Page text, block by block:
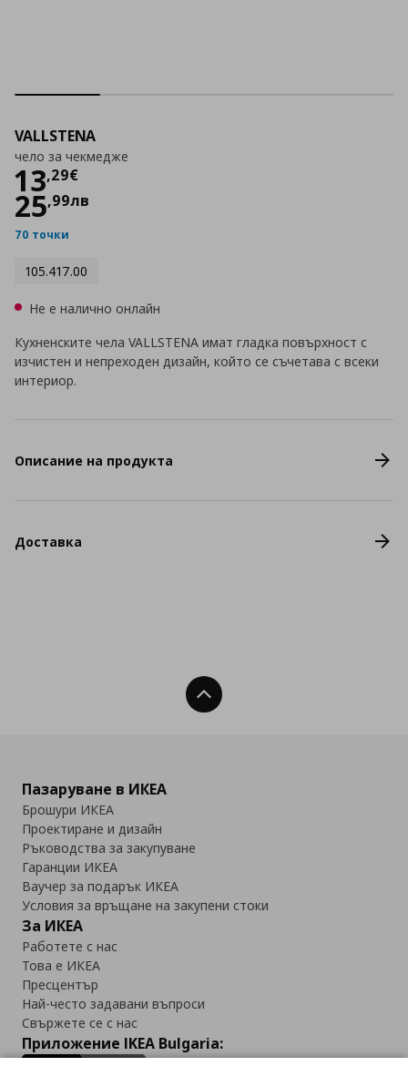
VALLSTENA
чело за чекмедже
13,29€
Цена
25,99лв
70 точки
105.417.00
Не е налично онлайн
Кухненските чела VALLSTENA имат гладка повърхност с
изчистен и непреходен дизайн, който се съчетава с всеки
интериор.
Описание на продукта
Доставка
Нагоре
Пазаруване в ИКЕА
Брошури ИКЕА
Проектиране и дизайн
Ръководства за закупуване
Гаранции ИКЕА
Ваучер за подарък ИКЕА
Условия за връщане на закупени стоки
За ИКЕА
Работете с нас
Това е ИКЕА
Пресцентър
Най-често задавани въпроси
Свържете се с нас
Приложение IKEA Bulgaria: